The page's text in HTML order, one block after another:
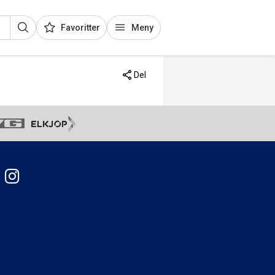
Favoritter Meny
Del